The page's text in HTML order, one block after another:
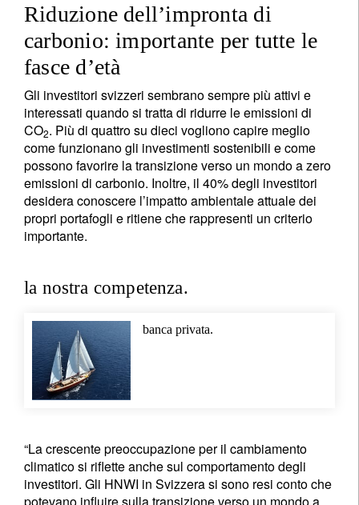
Riduzione dell’impronta di
carbonio: importante per tutte le
fasce d’età
Gli investitori svizzeri sembrano sempre più attivi e
interessati quando si tratta di ridurre le emissioni di
CO2. Più di quattro su dieci vogliono capire meglio
come funzionano gli investimenti sostenibili e come
possono favorire la transizione verso un mondo a zero
emissioni di carbonio. Inoltre, il 40% degli investitori
desidera conoscere l’impatto ambientale attuale dei
propri portafogli e ritiene che rappresenti un criterio
importante.
la nostra competenza.
banca privata.
“La crescente preoccupazione per il cambiamento
climatico si riflette anche sul comportamento degli
investitori. Gli HNWI in Svizzera si sono resi conto che
E-mail